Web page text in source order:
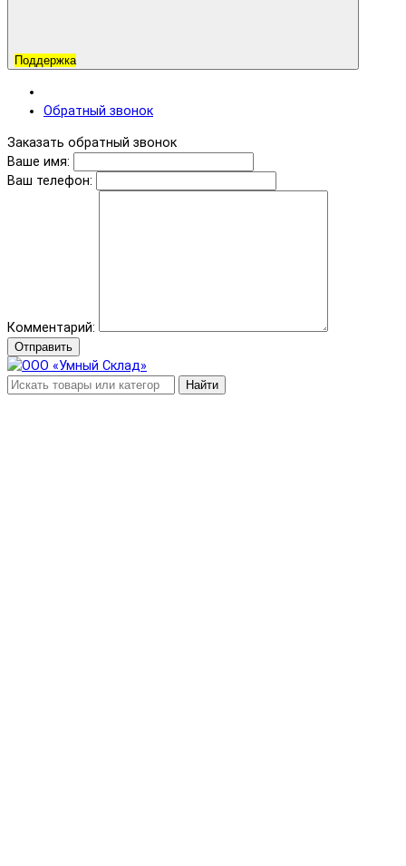
Поддержка
Обратный звонок
Заказать обратный звонок
Ваше имя:
Ваш телефон:
Комментарий:
Отправить
Найти